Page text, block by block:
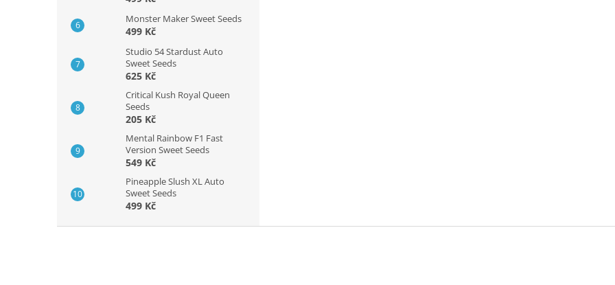
Monster Maker Sweet Seeds
499 Kč
Studio 54 Stardust Auto
Sweet Seeds
625 Kč
Critical Kush Royal Queen
Seeds
205 Kč
Mental Rainbow F1 Fast
Version Sweet Seeds
549 Kč
Pineapple Slush XL Auto
Sweet Seeds
499 Kč